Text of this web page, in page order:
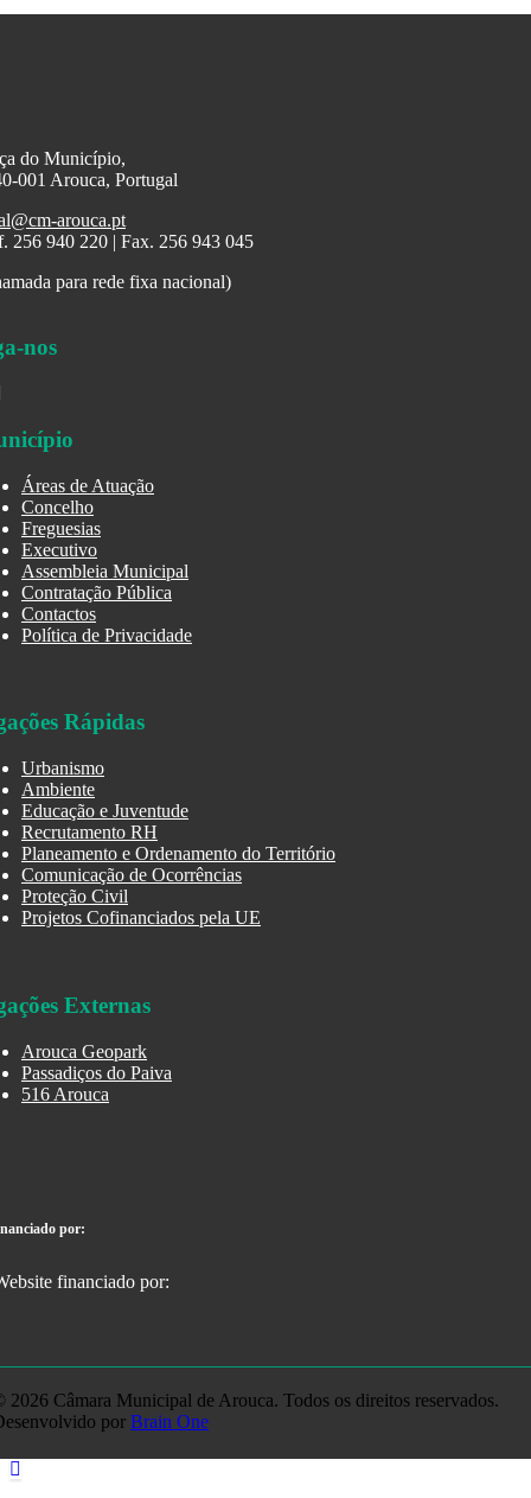
do Município,
001 Arouca, Portugal
arouca.pt
256 940 220 | Fax. 256 943 045
para rede fixa nacional)
nos
Áreas de Atuação
Concelho
Freguesias
Executivo
Assembleia Municipal
Contratação Pública
Contactos
Política de Privacidade
Rápidas
Urbanismo
Ambiente
Educação e Juventude
Recrutamento RH
Planeamento e Ordenamento do Território
Comunicação de Ocorrências
Proteção Civil
Projetos Cofinanciados pela UE
Externas
Arouca Geopark
Passadiços do Paiva
516 Arouca
por:
2026 Câmara Municipal de Arouca. Todos os direitos reservados.
por Brain One